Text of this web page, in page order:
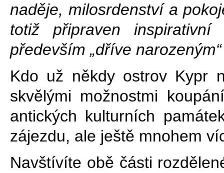
naděje, milosrdenství a
totiž připraven
především „dříve
Kdo už někdy ostrov Kypr
skvělými možnostmi
antických kulturních
zájezdu, ale ještě mnohem
Navštívíte obě části